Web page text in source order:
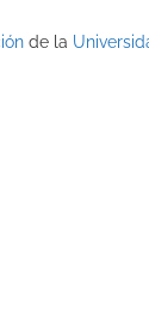
de la